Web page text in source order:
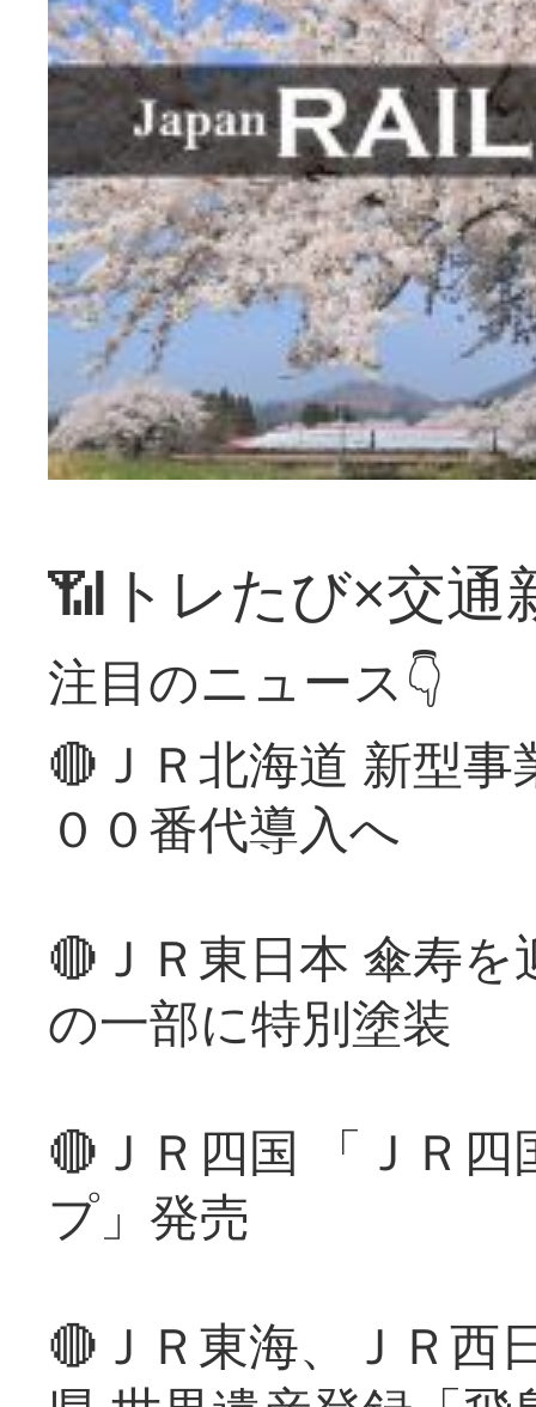
📶トレたび×交通
注目のニュース👇
🔴ＪＲ北海道 新型
００番代導入へ
🔴ＪＲ東日本 傘寿
の一部に特別塗装
🔴ＪＲ四国 「ＪＲ
プ」発売
🔴ＪＲ東海、ＪＲ西